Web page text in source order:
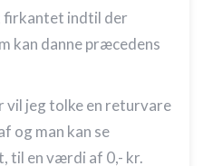
indtil der
kan danne præcedens
vil jeg tolke en returvare
og man kan se
til en værdi af 0,- kr.